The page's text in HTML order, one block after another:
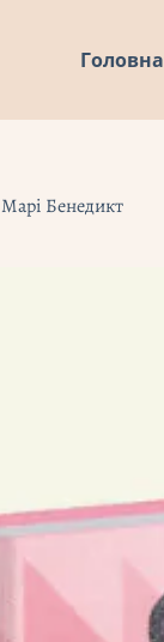
Головна
Марі Бенедикт